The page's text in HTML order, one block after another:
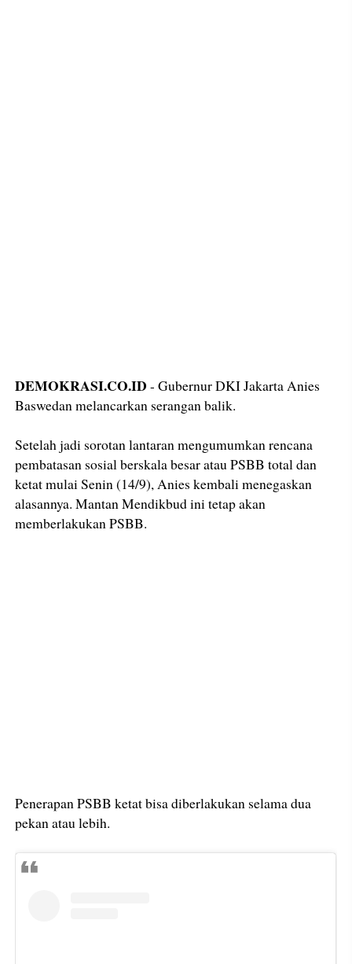
DEMOKRASI.CO.ID - Gubernur DKI Jakarta Anies
Baswedan melancarkan serangan balik.
Setelah jadi sorotan lantaran mengumumkan rencana
pembatasan sosial berskala besar atau PSBB total dan
ketat mulai Senin (14/9), Anies kembali menegaskan
alasannya. Mantan Mendikbud ini tetap akan
memberlakukan PSBB.
Penerapan PSBB ketat bisa diberlakukan selama dua
pekan atau lebih.